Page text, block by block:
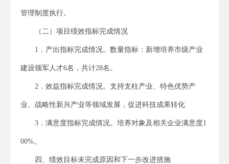
管理制度执行。
（二）项目绩效指标完成情况
1．产出指标完成情况。数量指标：新增培养市级产业
建设领军人才6名，共计28名。
2．效益指标完成情况。支持支柱产业、特色优势产
业、战略性新兴产业等领域发展，促进科技成果转化
3．满意度指标完成情况。培养对象及相关企业满意度1
00%。
四、绩效目标未完成原因和下一步改进措施